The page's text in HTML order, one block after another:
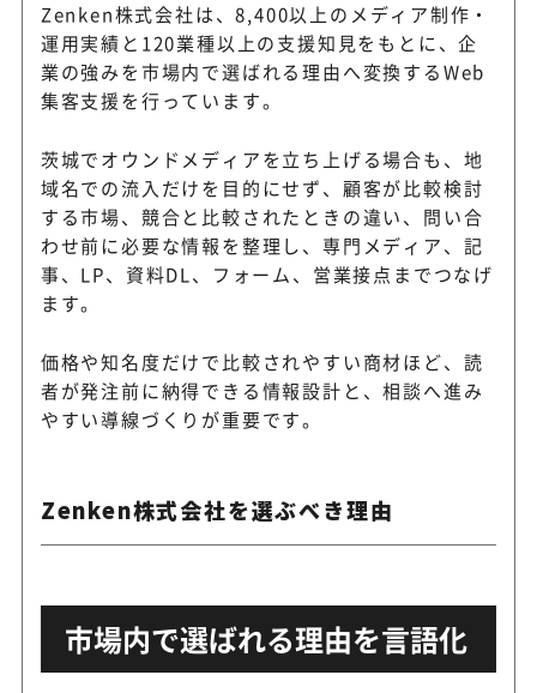
Zenken株式会社は、8,400以上のメディア制作・
運用実績と120業種以上の支援知見をもとに、企
業の強みを市場内で選ばれる理由へ変換するWeb
集客支援を行っています。
茨城でオウンドメディアを立ち上げる場合も、地
域名での流入だけを目的にせず、顧客が比較検討
する市場、競合と比較されたときの違い、問い合
わせ前に必要な情報を整理し、専門メディア、記
事、LP、資料DL、フォーム、営業接点までつなげ
ます。
価格や知名度だけで比較されやすい商材ほど、読
者が発注前に納得できる情報設計と、相談へ進み
やすい導線づくりが重要です。
Zenken株式会社を選ぶべき理由
市場内で選ばれる理由を言語化